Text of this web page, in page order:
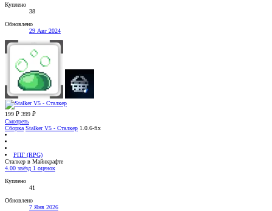
Куплено
38
Обновлено
29 Авг 2024
199 ₽ 399 ₽
Смотреть
Сборка Stalker V5 - Сталкер 1.0.6-fix
РПГ (RPG)
Сталкер в Майнкрафте
4.00 звёзд 1 оценок
Куплено
41
Обновлено
7 Янв 2026